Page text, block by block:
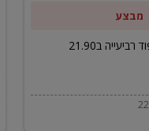
מבצע
רביעייה ב21.90